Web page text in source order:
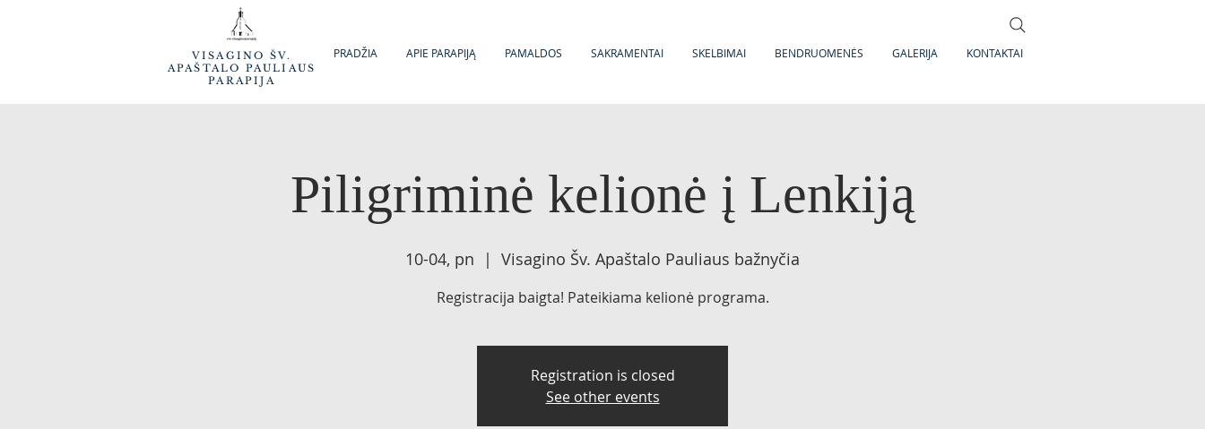
VISAGINO ŠV.
APAŠTALO PAULIAUS
PARAPIJA
PRADŽIA APIE PARAPIJĄ PAMALDOS SAKRAMENTAI SKELBIMAI BENDRUOMENĖS GALERIJA KONTAKTAI
Piligriminė kelionė į Lenkiją
10-04, pn
  |
Visagino Šv. Apaštalo Pauliaus bažnyčia
Registracija baigta! Pateikiama kelionė programa.
Registration is closed
See other events